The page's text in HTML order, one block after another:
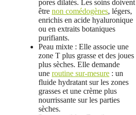
pores dilatés. Les soins doivent
être non comédogènes, légers,
enrichis en acide hyaluronique
ou en extraits botaniques
purifiants.
Peau mixte : Elle associe une
zone T plus grasse et des joues
plus sèches. Elle demande
une routine sur‑mesure : un
fluide hydratant sur les zones
grasses et une crème plus
nourrissante sur les parties
sèches.